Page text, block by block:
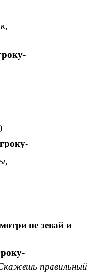
-
не зевай и
-
правильный